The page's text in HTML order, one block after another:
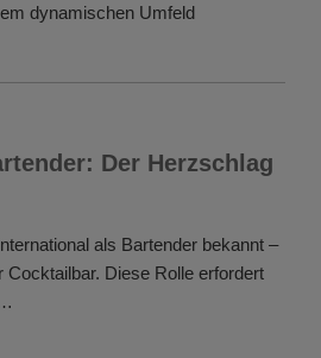
dynamischen Umfeld
Der Herzschlag
als Bartender bekannt –
Diese Rolle erfordert